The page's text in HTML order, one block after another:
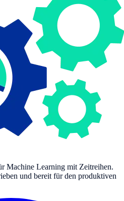
Machine Learning mit Zeitreihen.
und bereit für den produktiven